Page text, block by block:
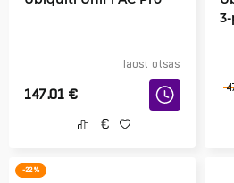
laost otsas
147.01 €
-22 %